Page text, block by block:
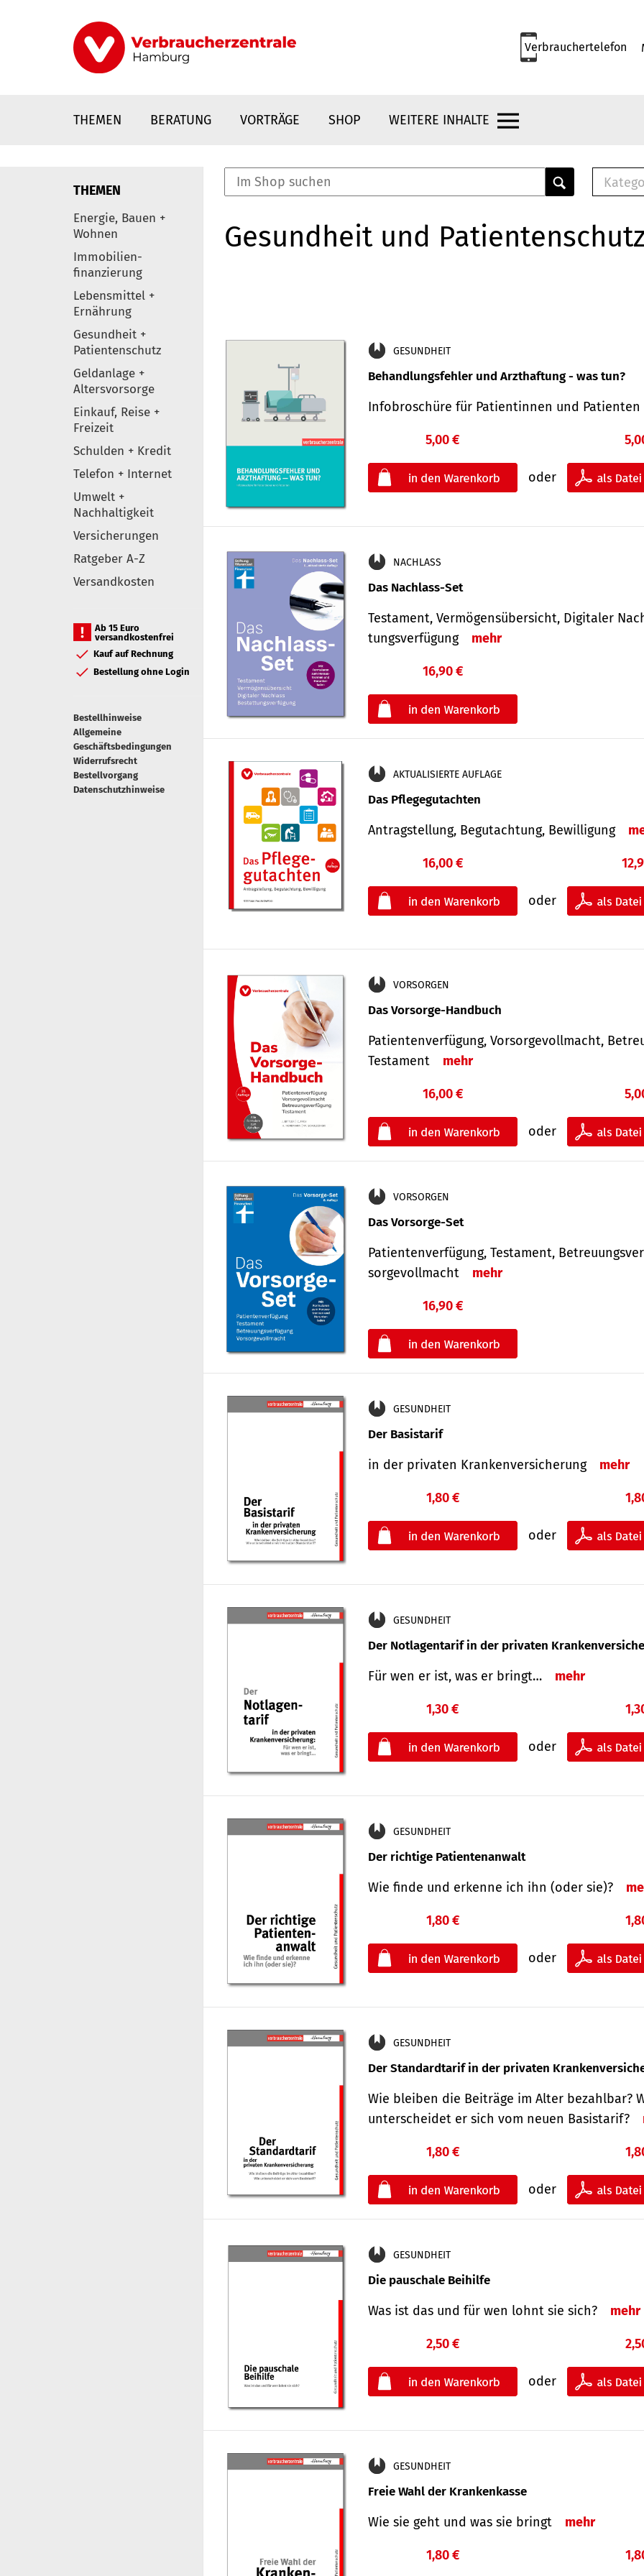
Verbrauchertelefon
THEMEN BERATUNG VORTRÄGE SHOP WEITERE INHALTE
Elemente
THEMEN
Energie, Bauen +
Wohnen
Immobilien-
finanzierung
Lebensmittel +
Ernährung
Gesundheit +
Patientenschutz
Geldanlage +
Altersvorsorge
Einkauf, Reise +
Freizeit
Schulden + Kredit
Telefon + Internet
Umwelt +
Nachhaltigkeit
Versicherungen
Ratgeber A-Z
Versandkosten
Ab 15 Euro
versandkostenfrei
Kauf auf Rechnung
Bestellung ohne Login
Bestellhinweise
Allgemeine
Geschäftsbedingungen
Widerrufsrecht
Bestellvorgang
Datenschutzhinweise
E-
Gesundheit und
GESUNDHEIT
Behandlungsfehler und Arzthaftung - was tun?
Infobroschüre für Patientinnen und
5,00 €
oder
NACHLASS
Das Nachlass-Set
Testament, Vermögens­übersicht, Digitaler
tungs­ver­fügung
mehr
16,90 €
AKTUALISIERTE AUFLAGE
Das Pflegegutachten
Antragstellung, Begutachtung, Bewilligung
16,00 €
oder
VORSORGEN
Das Vorsorge-Handbuch
Patientenverfügung, Vorsorgevollmacht,
Testament
mehr
16,00 €
oder
VORSORGEN
Das Vorsorge-Set
Patienten­ver­fügung, Testa­ment,
sorge­voll­macht
mehr
16,90 €
GESUNDHEIT
Der Basistarif
in der privaten Kran­ken­ver­siche­rung mehr
1,80 €
oder
GESUNDHEIT
Der Notlagentarif in der privaten
Für wen er ist, was er bringt… mehr
1,30 €
oder
GESUNDHEIT
Der richtige Patientenanwalt
Wie finde und erkenne ich ihn (oder sie)?
1,80 €
oder
GESUNDHEIT
Der Standard­tarif in der privaten
Wie bleiben die Beiträge im Alter bezahlbar?
unterscheidet er sich vom neuen Basistarif?
1,80 €
oder
GESUNDHEIT
Die pauschale Beihilfe
Was ist das und für wen lohnt sie sich? mehr
2,50 €
oder
GESUNDHEIT
Freie Wahl der Krankenkasse
Wie sie geht und was sie bringt mehr
1,80 €